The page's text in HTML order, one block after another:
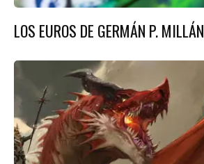
LOS EUROS DE GERMÁN P. MILLÁN